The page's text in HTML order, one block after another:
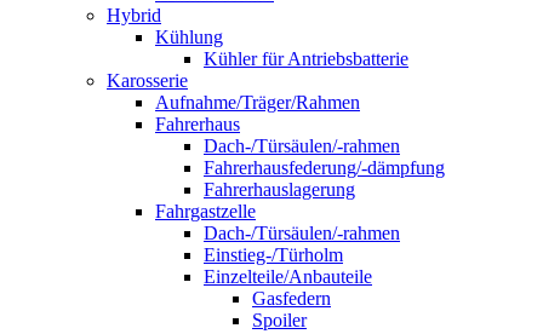
Hybrid
Kühlung
Kühler für Antriebsbatterie
Karosserie
Aufnahme/Träger/Rahmen
Fahrerhaus
Dach-/Türsäulen/-rahmen
Fahrerhausfederung/-dämpfung
Fahrerhauslagerung
Fahrgastzelle
Dach-/Türsäulen/-rahmen
Einstieg-/Türholm
Einzelteile/Anbauteile
Gasfedern
Spoiler